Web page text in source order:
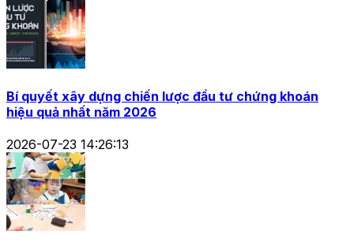
Bí quyết xây dựng chiến lược đầu tư chứng khoán
hiệu quả nhất năm 2026
2026-07-23 14:26:13